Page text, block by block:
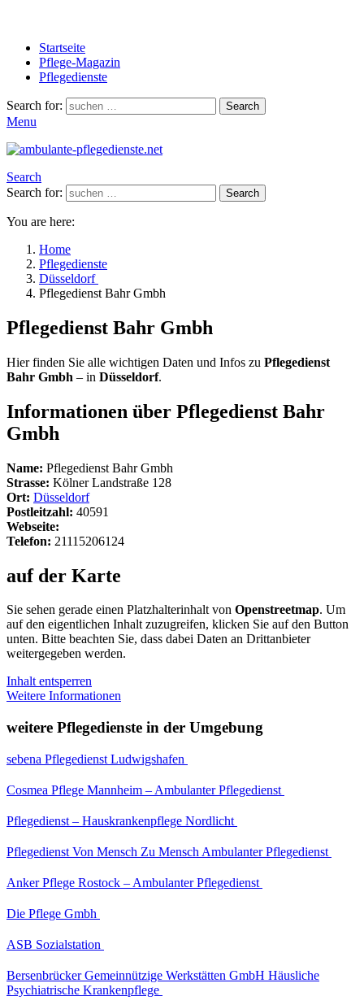
Startseite
Pflege-Magazin
Pflegedienste
Search for: Search
Menu
Search
Search for:
Search
You are here:
Home
Pflegedienste
Düsseldorf
Pflegedienst Bahr Gmbh
Pflegedienst Bahr Gmbh
Hier finden Sie alle wichtigen Daten und Infos zu Pflegedienst
Bahr Gmbh – in Düsseldorf.
Informationen über Pflegedienst Bahr
Gmbh
Name: Pflegedienst Bahr Gmbh
Strasse: Kölner Landstraße 128
Ort: Düsseldorf
Postleitzahl: 40591
Webseite:
Telefon: 21115206124
auf der Karte
Sie sehen gerade einen Platzhalterinhalt von Openstreetmap. Um
auf den eigentlichen Inhalt zuzugreifen, klicken Sie auf den Button
unten. Bitte beachten Sie, dass dabei Daten an Drittanbieter
weitergegeben werden.
Inhalt entsperren
Weitere Informationen
weitere Pflegedienste in der Umgebung
sebena Pflegedienst Ludwigshafen
Cosmea Pflege Mannheim – Ambulanter Pflegedienst
Pflegedienst – Hauskrankenpflege Nordlicht
Pflegedienst Von Mensch Zu Mensch Ambulanter Pflegedienst
Anker Pflege Rostock – Ambulanter Pflegedienst
Die Pflege Gmbh
ASB Sozialstation
Bersenbrücker Gemeinnützige Werkstätten GmbH Häusliche
Psychiatrische Krankenpflege